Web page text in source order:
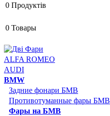
0 Продуктів
0 Товары
ALFA ROMEO
AUDI
BMW
Задние фонари БМВ
Противотуманные фары БМВ
Фары на БМВ